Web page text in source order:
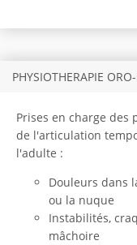
PHYSIOTHERAPIE
Prises en charge
de l'articulation
l'adulte :
Douleurs dans
ou la nuque
Instabilités,
mâchoire